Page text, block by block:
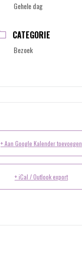
Gehele dag
CATEGORIE
Bezoek
+ Aan Google Kalender toevoegen
+ iCal / Outlook export